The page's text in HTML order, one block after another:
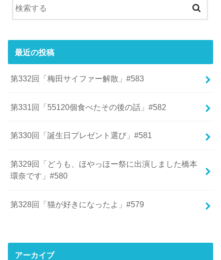
最近の投稿
第332回「梅田サイファー解散」#583
第331回「55120個食べたその後の話」#582
第330回「誕生日プレゼント選び」#581
第329回「どうも、ほやっほー祭に出演しました橋本
環奈です」#580
第328回「猫が好きになったよ」#579
アーカイブ